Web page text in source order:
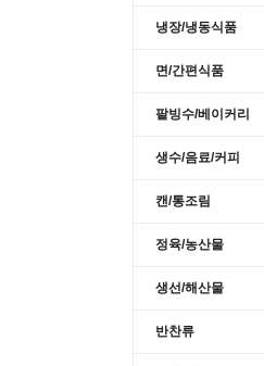
냉장/냉동식품
면/간편식품
팥빙수/베이커리
생수/음료/커피
캔/통조림
정육/농산물
생선/해산물
반찬류